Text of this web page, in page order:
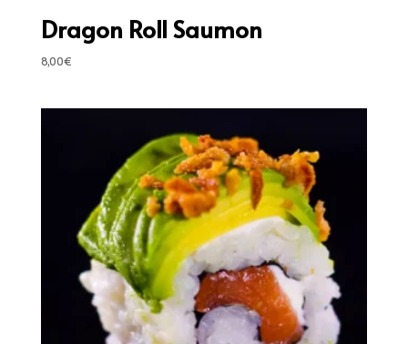
Dragon Roll Saumon
8,00€